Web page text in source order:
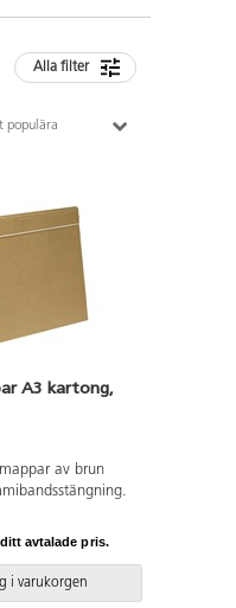
Alla filter
populära
A3 kartong,
av brun
avtalade pris.
i varukorgen